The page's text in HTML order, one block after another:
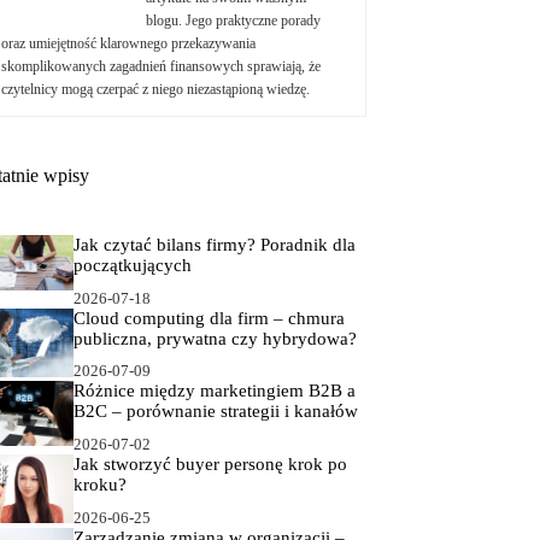
blogu. Jego praktyczne porady
oraz umiejętność klarownego przekazywania
skomplikowanych zagadnień finansowych sprawiają, że
czytelnicy mogą czerpać z niego niezastąpioną wiedzę.
wpisy
Jak czytać bilans firmy? Poradnik dla
początkujących
2026-07-18
Cloud computing dla firm – chmura
publiczna, prywatna czy hybrydowa?
2026-07-09
Różnice między marketingiem B2B a
B2C – porównanie strategii i kanałów
2026-07-02
Jak stworzyć buyer personę krok po
kroku?
2026-06-25